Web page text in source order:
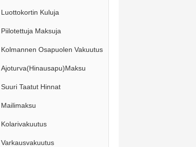
Luottokortin Kuluja
Piilotettuja Maksuja
Kolmannen Osapuolen Vakuutus
Ajoturva(Hinausapu)Maksu
Suuri Taatut Hinnat
Mailimaksu
Kolarivakuutus
Varkausvakuutus